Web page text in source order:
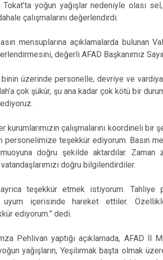
yoğun yağışlar nedeniyle olası
çalışmalarını değerlendirdi.
mensuplarına açıklamalarda
değerli AFAD Başkanımız
üzerinde personelle, devriye ve
çok şükür, şu ana kadar çok kötü bir
kurumlarımızın çalışmalarını koordineli
personelimize teşekkür ediyorum. Basın
doğru şekilde aktardılar.
doğru bilgilendirdiler.
teşekkür etmek istiyorum. Tahliye
içerisinde hareket ettiler.
ediyorum.” dedi.
Pehlivan yaptığı açıklamada, AFAD İl
yağışların, Yeşilırmak başta olmak